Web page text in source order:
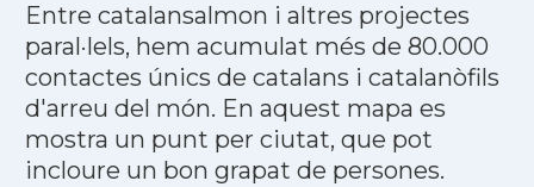
Entre catalansalmon i altres projectes
paral·lels, hem acumulat més de 80.000
contactes únics de catalans i catalanòfils
d'arreu del món. En aquest mapa es
mostra un punt per ciutat, que pot
incloure un bon grapat de persones.